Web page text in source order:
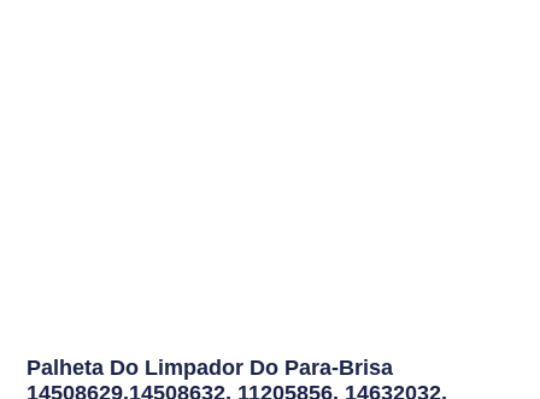
Palheta Do Limpador Do Para-Brisa
14508629,14508632, 11205856, 14632032,